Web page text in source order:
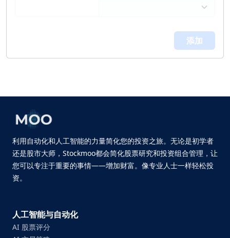
添加
利用自动化和人工智能的力量简化您的投资之旅。无论是初学者
还是股市大师，Stockmoo都会简化股票研究和投资组合管理，让
您可以专注于重要的事情——增加财富。像专业人士一样轻松投
资。
人工智能与自动化
AI 股票评分